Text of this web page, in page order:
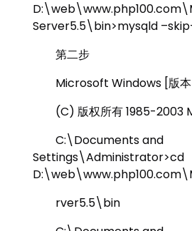
Server5.5\bin>mysqld
第二步
Microsoft Windows [版本
(C) 版权所有 1985-2003
C:\Documents and
Settings\Administrator>cd
rver5.5\bin